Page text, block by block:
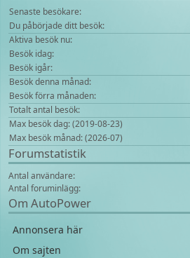
Senaste besökare:
Du påbörjade ditt besök:
Aktiva besök nu:
Besök idag:
Besök igår:
Besök denna månad:
Besök förra månaden:
Totalt antal besök:
Max besök dag: (2019-08-23)
Max besök månad: (2026-07)
Forumstatistik
Antal användare:
Antal foruminlägg:
Om AutoPower
Annonsera här
Om sajten